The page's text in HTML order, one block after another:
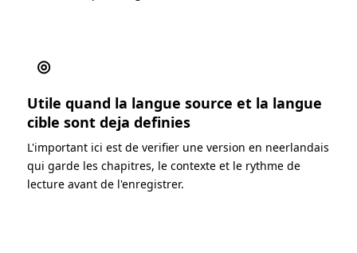
◎
Utile quand la langue source et la langue
cible sont deja definies
L'important ici est de verifier une version en neerlandais
qui garde les chapitres, le contexte et le rythme de
lecture avant de l'enregistrer.